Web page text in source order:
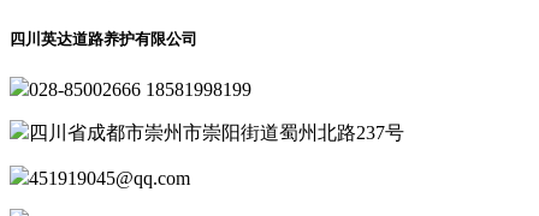
四川英达道路养护有限公司
028-85002666 18581998199
四川省成都市崇州市崇阳街道蜀州北路237号
451919045@qq.com